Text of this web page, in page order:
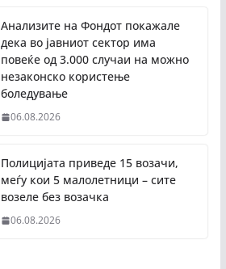
Анализите на Фондот покажале
дека во јавниот сектор има
повеќе од 3.000 случаи на можно
незаконско користење
боледување
06.08.2026
Полицијата приведе 15 возачи,
меѓу кои 5 малолетници – сите
возеле без возачка
06.08.2026